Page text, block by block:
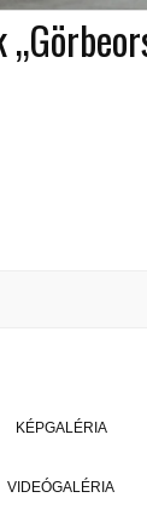
KÉPGALÉRIA
VIDEÓGALÉRIA